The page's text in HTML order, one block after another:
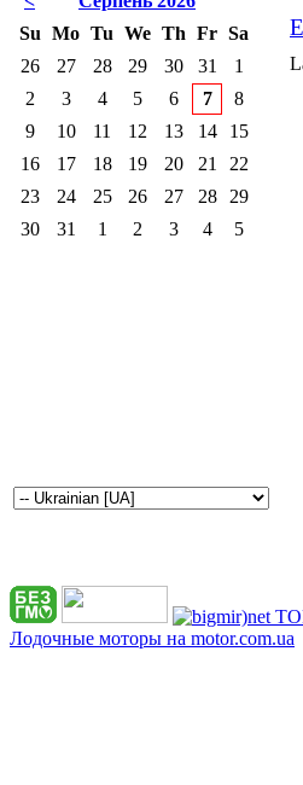
Su Mo Tu We Th Fr Sa
26
27 28 29 30 31
1
2
3 4 5 6 7
8
9
10 11 12 13 14
15
16
17 18 19 20 21
22
23
24 25 26 27 28
29
30
31 1 2 3 4 5
Лодочные моторы на motor.com.ua